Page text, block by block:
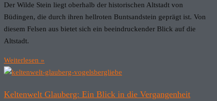
Der Wilde Stein liegt oberhalb der historischen Altstadt von
Büdingen, die durch ihren hellroten Buntsandstein geprägt ist. Von
diesem Felsen aus bietet sich ein beeindruckender Blick auf die
Altstadt.
Weiterlesen »
Keltenwelt Glauberg: Ein Blick in die Vergangenheit